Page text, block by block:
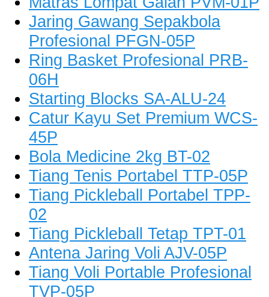
Jaring Gawang Sepakbola
Profesional PFGN-05P
Ring Basket Profesional PRB-
06H
Starting Blocks SA-ALU-24
Catur Kayu Set Premium WCS-
45P
Bola Medicine 2kg BT-02
Tiang Tenis Portabel TTP-05P
Tiang Pickleball Portabel TPP-
02
Tiang Pickleball Tetap TPT-01
Antena Jaring Voli AJV-05P
Tiang Voli Portable Profesional
TVP-05P